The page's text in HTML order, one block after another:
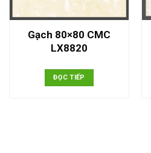
Gạch 80×80 CMC
LX8820
ĐỌC TIẾP